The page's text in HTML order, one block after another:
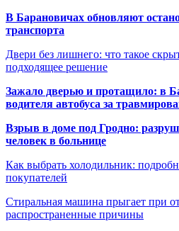
В Барановичах обновляют
транспорта
Двери без лишнего: что такое
подходящее решение
Зажало дверью и протащило: в
водителя автобуса за
Взрыв в доме под Гродно:
человек в больнице
Как выбрать холодильник:
покупателей
Стиральная машина прыгает при
распространенные причины